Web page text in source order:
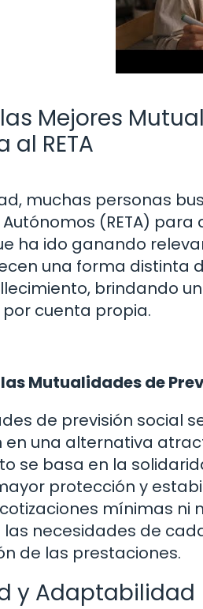
Mejores
RETA
muchas personas
(RETA)
ha ido ganando
una forma distinta
brindando
cuenta propia.
Mutualidades de
de previsión social
en una alternativa
se basa en la
protección y
mínimas
las necesidades de
de las prestaciones.
y Adaptabilidad